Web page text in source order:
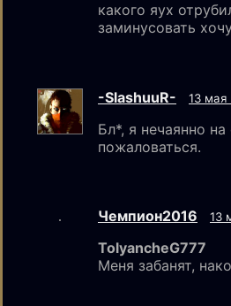
какого яух
заминусовать
-SlashuuR- 13 мая
Бл*, я нечаянно
пожаловаться.
Чемпион2016 13
TolyancheG777
Меня забанят,